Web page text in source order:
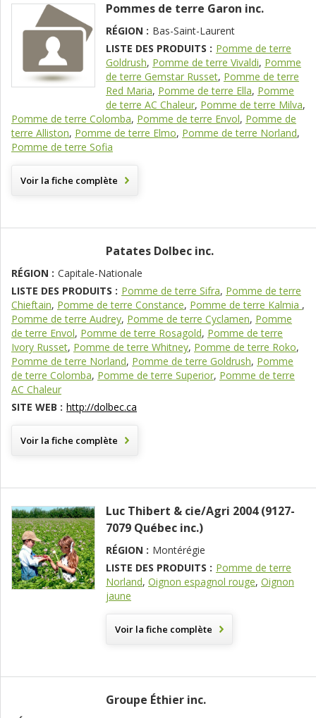
Pommes de terre Garon inc.
RÉGION : Bas-Saint-Laurent
LISTE DES PRODUITS : Pomme de terre
Goldrush, Pomme de terre Vivaldi, Pomme
de terre Gemstar Russet, Pomme de terre
Red Maria, Pomme de terre Ella, Pomme
de terre AC Chaleur, Pomme de terre Milva,
Pomme de terre Colomba, Pomme de terre Envol, Pomme de
terre Alliston, Pomme de terre Elmo, Pomme de terre Norland,
Pomme de terre Sofia
Voir la fiche complète
Patates Dolbec inc.
RÉGION : Capitale-Nationale
LISTE DES PRODUITS : Pomme de terre Sifra, Pomme de terre
Chieftain, Pomme de terre Constance, Pomme de terre Kalmia ,
Pomme de terre Audrey, Pomme de terre Cyclamen, Pomme
de terre Envol, Pomme de terre Rosagold, Pomme de terre
Ivory Russet, Pomme de terre Whitney, Pomme de terre Roko,
Pomme de terre Norland, Pomme de terre Goldrush, Pomme
de terre Colomba, Pomme de terre Superior, Pomme de terre
AC Chaleur
SITE WEB : http://dolbec.ca
Voir la fiche complète
Luc Thibert & cie/Agri 2004 (9127-
7079 Québec inc.)
RÉGION : Montérégie
LISTE DES PRODUITS : Pomme de terre
Norland, Oignon espagnol rouge, Oignon
jaune
Voir la fiche complète
Groupe Éthier inc.